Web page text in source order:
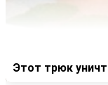
Этот трюк